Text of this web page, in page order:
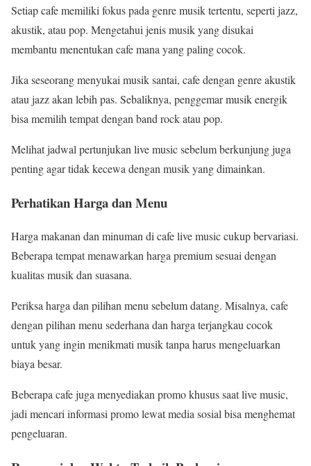
Setiap cafe memiliki fokus pada genre musik tertentu, seperti jazz,
akustik, atau pop. Mengetahui jenis musik yang disukai
membantu menentukan cafe mana yang paling cocok.
Jika seseorang menyukai musik santai, cafe dengan genre akustik
atau jazz akan lebih pas. Sebaliknya, penggemar musik energik
bisa memilih tempat dengan band rock atau pop.
Melihat jadwal pertunjukan live music sebelum berkunjung juga
penting agar tidak kecewa dengan musik yang dimainkan.
Perhatikan Harga dan Menu
Harga makanan dan minuman di cafe live music cukup bervariasi.
Beberapa tempat menawarkan harga premium sesuai dengan
kualitas musik dan suasana.
Periksa harga dan pilihan menu sebelum datang. Misalnya, cafe
dengan pilihan menu sederhana dan harga terjangkau cocok
untuk yang ingin menikmati musik tanpa harus mengeluarkan
biaya besar.
Beberapa cafe juga menyediakan promo khusus saat live music,
jadi mencari informasi promo lewat media sosial bisa menghemat
pengeluaran.